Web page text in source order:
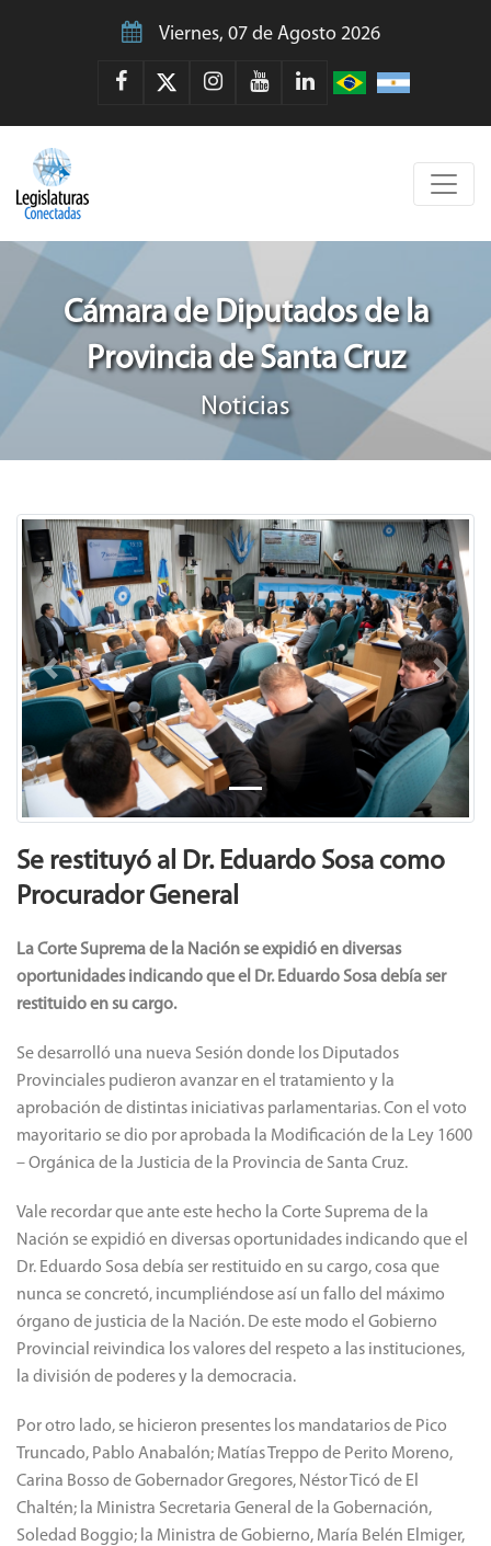
Viernes, 07 de Agosto 2026
Cámara de Diputados de la
Provincia de Santa Cruz
Noticias
Previous Next
Se restituyó al Dr. Eduardo Sosa como
Procurador General
La Corte Suprema de la Nación se expidió en diversas
oportunidades indicando que el Dr. Eduardo Sosa debía ser
restituido en su cargo.
Se desarrolló una nueva Sesión donde los Diputados
Provinciales pudieron avanzar en el tratamiento y la
aprobación de distintas iniciativas parlamentarias. Con el voto
mayoritario se dio por aprobada la Modificación de la Ley 1600
– Orgánica de la Justicia de la Provincia de Santa Cruz.
Vale recordar que ante este hecho la Corte Suprema de la
Nación se expidió en diversas oportunidades indicando que el
Dr. Eduardo Sosa debía ser restituido en su cargo, cosa que
nunca se concretó, incumpliéndose así un fallo del máximo
órgano de justicia de la Nación. De este modo el Gobierno
Provincial reivindica los valores del respeto a las instituciones,
la división de poderes y la democracia.
Por otro lado, se hicieron presentes los mandatarios de Pico
Truncado, Pablo Anabalón; Matías Treppo de Perito Moreno,
Carina Bosso de Gobernador Gregores, Néstor Ticó de El
Chaltén; la Ministra Secretaria General de la Gobernación,
Soledad Boggio; la Ministra de Gobierno, María Belén Elmiger,